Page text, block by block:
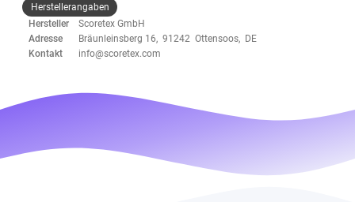
Herstellerangaben
Hersteller
Scoretex GmbH
Adresse
Bräunleinsberg 16, 91242 Ottensoos, DE
Kontakt
info@scoretex.com